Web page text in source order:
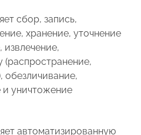
сбор, запись,
хранение, уточнение
извлечение,
(распространение,
обезличивание,
и уничтожение
автоматизированную